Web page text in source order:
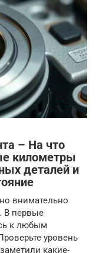
– На что
километры
деталей и
внимательно
В первые
к любым
уровень
какие-